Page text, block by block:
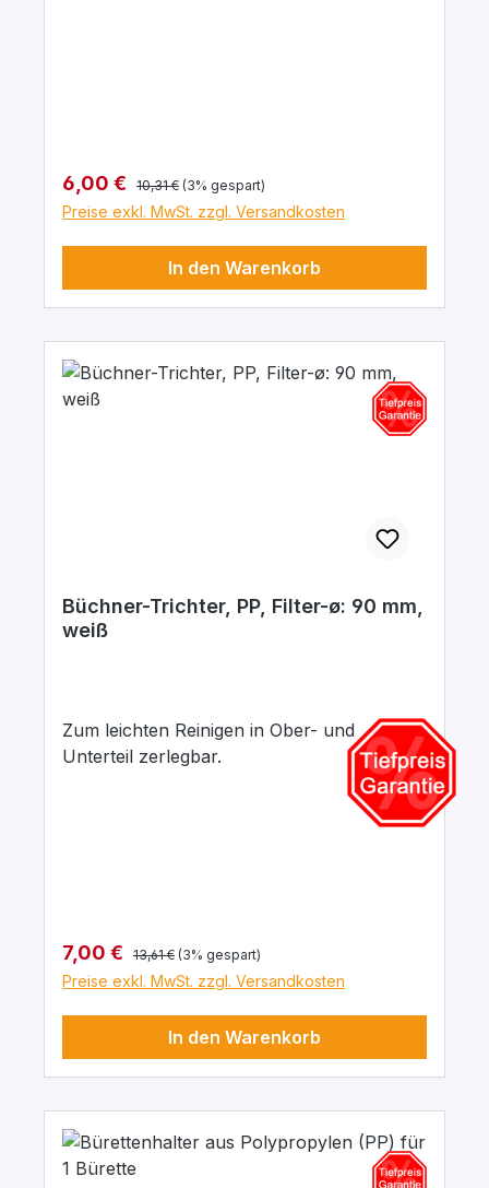
Verkaufspreis:
6,00 € Regulärer Preis:
10,31 € (3% gespart)
Preise exkl. MwSt. zzgl. Versandkosten
In den Warenkorb
Büchner-Trichter, PP, Filter-ø: 90 mm,
weiß
Zum leichten Reinigen in Ober- und
Unterteil zerlegbar.
Verkaufspreis:
7,00 € Regulärer Preis:
13,61 € (3% gespart)
Preise exkl. MwSt. zzgl. Versandkosten
In den Warenkorb